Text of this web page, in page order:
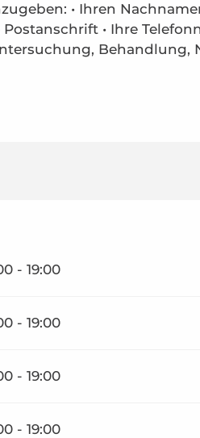
• Ihren
• Ihre
Behandlung,
- 19:00
- 19:00
- 19:00
- 19:00